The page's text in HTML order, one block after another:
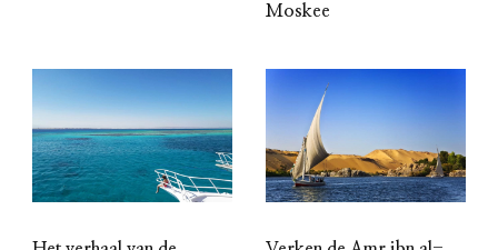
Moskee